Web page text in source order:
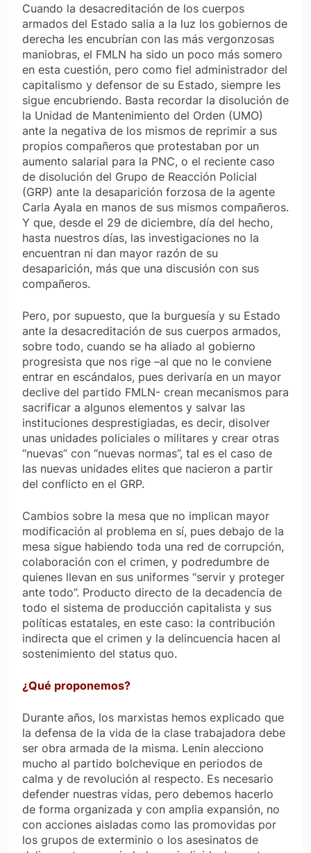
Cuando la desacreditación de los cuerpos
armados del Estado salia a la luz los gobiernos de
derecha les encubrían con las más vergonzosas
maniobras, el FMLN ha sido un poco más somero
en esta cuestión, pero como fiel administrador del
capitalismo y defensor de su Estado, siempre les
sigue encubriendo. Basta recordar la disolución de
la Unidad de Mantenimiento del Orden (UMO)
ante la negativa de los mismos de reprimir a sus
propios compañeros que protestaban por un
aumento salarial para la PNC, o el reciente caso
de disolución del Grupo de Reacción Policial
(GRP) ante la desaparición forzosa de la agente
Carla Ayala en manos de sus mismos compañeros.
Y que, desde el 29 de diciembre, día del hecho,
hasta nuestros días, las investigaciones no la
encuentran ni dan mayor razón de su
desaparición, más que una discusión con sus
compañeros.
Pero, por supuesto, que la burguesía y su Estado
ante la desacreditación de sus cuerpos armados,
sobre todo, cuando se ha aliado al gobierno
progresista que nos rige –al que no le conviene
entrar en escándalos, pues derivaría en un mayor
declive del partido FMLN- crean mecanismos para
sacrificar a algunos elementos y salvar las
instituciones desprestigiadas, es decir, disolver
unas unidades policiales o militares y crear otras
“nuevas” con “nuevas normas”, tal es el caso de
las nuevas unidades elites que nacieron a partir
del conflicto en el GRP.
Cambios sobre la mesa que no implican mayor
modificación al problema en sí, pues debajo de la
mesa sigue habiendo toda una red de corrupción,
colaboración con el crimen, y podredumbre de
quienes llevan en sus uniformes “servir y proteger
ante todo”. Producto directo de la decadencia de
todo el sistema de producción capitalista y sus
políticas estatales, en este caso: la contribución
indirecta que el crimen y la delincuencia hacen al
sostenimiento del status quo.
¿Qué proponemos?
Durante años, los marxistas hemos explicado que
la defensa de la vida de la clase trabajadora debe
ser obra armada de la misma. Lenin alecciono
mucho al partido bolchevique en periodos de
calma y de revolución al respecto. Es necesario
defender nuestras vidas, pero debemos hacerlo
de forma organizada y con amplia expansión, no
con acciones aisladas como las promovidas por
los grupos de exterminio o los asesinatos de